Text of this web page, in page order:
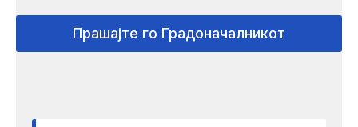
Прашајте го Градоначалникот